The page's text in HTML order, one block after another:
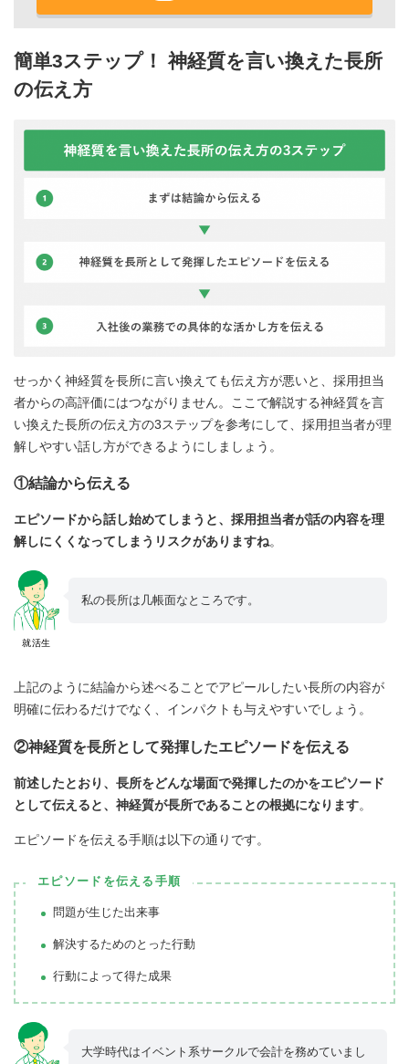
簡単3ステップ！ 神経質を言い換えた長所
の伝え方
せっかく神経質を長所に言い換えても伝え方が悪いと、採用担当
者からの高評価にはつながりません。ここで解説する神経質を言
い換えた長所の伝え方の3ステップを参考にして、採用担当者が理
解しやすい話し方ができるようにしましょう。
①結論から伝える
エピソードから話し始めてしまうと、採用担当者が話の内容を理
解しにくくなってしまうリスクがありますね。
就活生
私の長所は几帳面なところです。
上記のように結論から述べることでアピールしたい長所の内容が
明確に伝わるだけでなく、インパクトも与えやすいでしょう。
②神経質を長所として発揮したエピソードを伝える
前述したとおり、長所をどんな場面で発揮したのかをエピソード
として伝えると、神経質が長所であることの根拠になります。
エピソードを伝える手順は以下の通りです。
エピソードを伝える手順
問題が生じた出来事
解決するためのとった行動
行動によって得た成果
大学時代はイベント系サークルで会計を務めていまし